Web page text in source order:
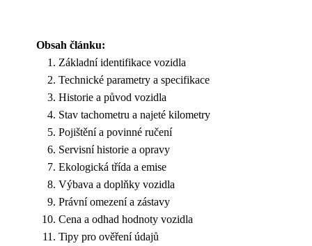
Obsah článku:
Základní identifikace vozidla
Technické parametry a specifikace
Historie a původ vozidla
Stav tachometru a najeté kilometry
Pojištění a povinné ručení
Servisní historie a opravy
Ekologická třída a emise
Výbava a doplňky vozidla
Právní omezení a zástavy
Cena a odhad hodnoty vozidla
Tipy pro ověření údajů